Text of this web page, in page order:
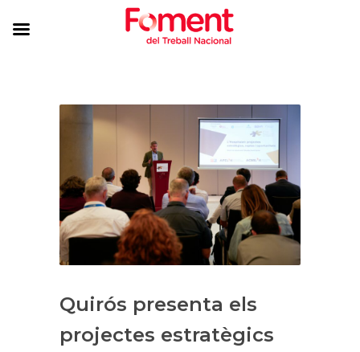
Quirós presenta els
projectes estratègics